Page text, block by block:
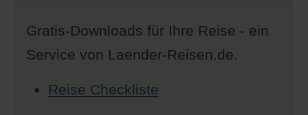
Gratis-Downloads für Ihre Reise - ein
Service von Laender-Reisen.de.
Reise Checkliste